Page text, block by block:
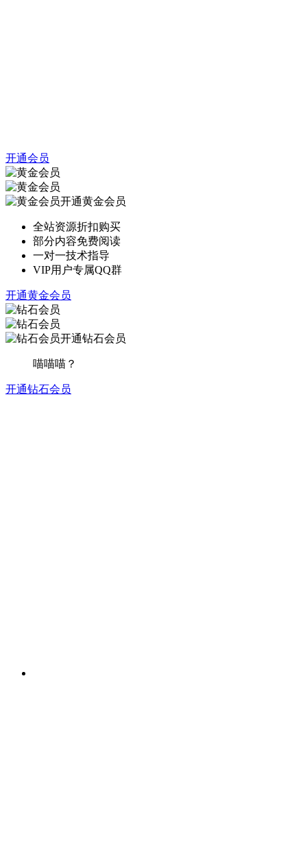
开通会员
开通黄金会员
全站资源折扣购买
部分内容免费阅读
一对一技术指导
VIP用户专属QQ群
开通黄金会员
开通钻石会员
喵喵喵？
开通钻石会员